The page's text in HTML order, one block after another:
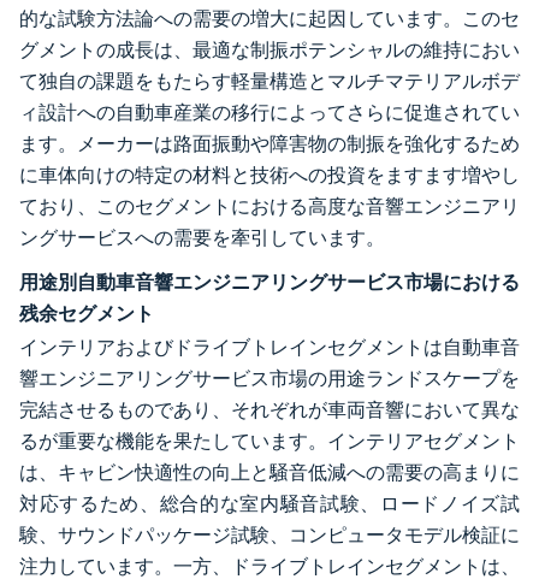
的な試験方法論への需要の増大に起因しています。このセ
グメントの成長は、最適な制振ポテンシャルの維持におい
て独自の課題をもたらす軽量構造とマルチマテリアルボデ
ィ設計への自動車産業の移行によってさらに促進されてい
ます。メーカーは路面振動や障害物の制振を強化するため
に車体向けの特定の材料と技術への投資をますます増やし
ており、このセグメントにおける高度な音響エンジニアリ
ングサービスへの需要を牽引しています。
用途別自動車音響エンジニアリングサービス市場における
残余セグメント
インテリアおよびドライブトレインセグメントは自動車音
響エンジニアリングサービス市場の用途ランドスケープを
完結させるものであり、それぞれが車両音響において異な
るが重要な機能を果たしています。インテリアセグメント
は、キャビン快適性の向上と騒音低減への需要の高まりに
対応するため、総合的な室内騒音試験、ロードノイズ試
験、サウンドパッケージ試験、コンピュータモデル検証に
注力しています。一方、ドライブトレインセグメントは、